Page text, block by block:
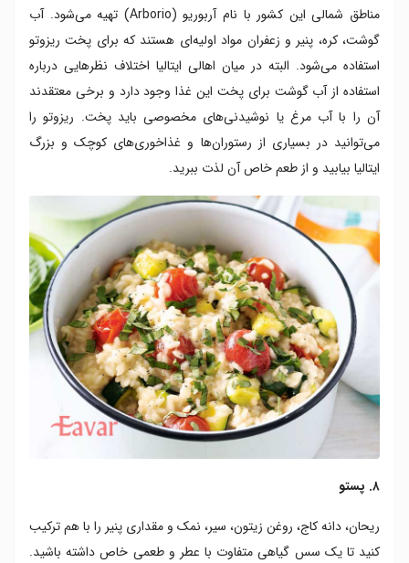
مناطق شمالی این کشور با نام آربوریو (Arborio) تهیه می‌شود. آب
گوشت، کره، پنیر و زعفران مواد اولیه‌ای هستند که برای پخت ریزوتو
استفاده می‌شود. البته در میان اهالی ایتالیا اختلاف نظرهایی درباره
استفاده از آب گوشت برای پخت این غذا وجود دارد و برخی معتقدند
آن را با آب مرغ یا نوشیدنی‌های مخصوصی باید پخت. ریزوتو را
می‌توانید در بسیاری از رستوران‌ها و غذاخوری‌های کوچک و بزرگ
ایتالیا بیابید و از طعم خاص آن لذت ببرید.
۸. پستو
ریحان، دانه کاج، روغن زیتون، سیر، نمک و مقداری پنیر را با هم ترکیب
کنید تا یک سس گیاهی متفاوت با عطر و طعمی خاص داشته باشید.